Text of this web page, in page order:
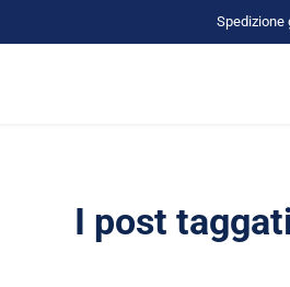
Spedizione
I post